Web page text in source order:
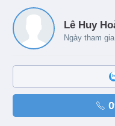
Lê Huy
Ngày tham